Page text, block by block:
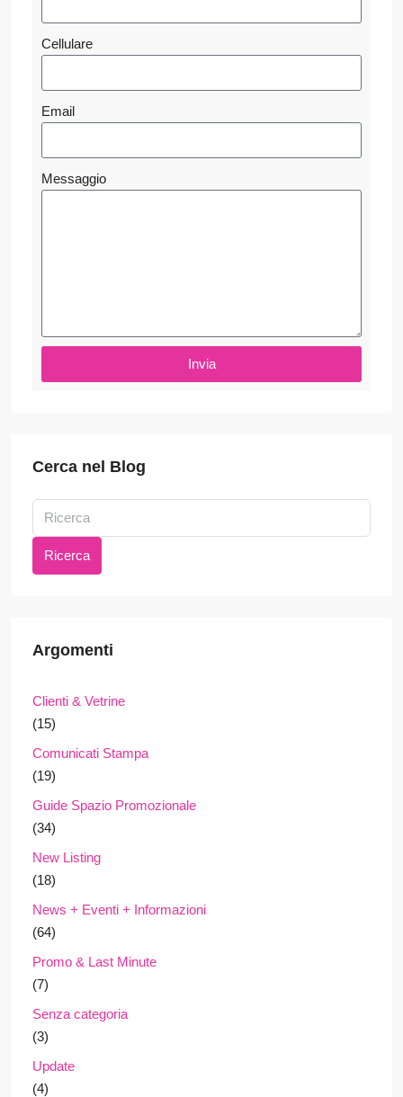
Cellulare
Email
Messaggio
Invia
Cerca nel Blog
Ricerca
Argomenti
Clienti & Vetrine
(15)
Comunicati Stampa
(19)
Guide Spazio Promozionale
(34)
New Listing
(18)
News + Eventi + Informazioni
(64)
Promo & Last Minute
(7)
Senza categoria
(3)
Update
(4)